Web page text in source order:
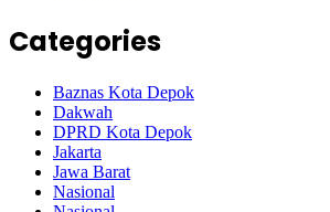
Categories
Baznas Kota Depok
Dakwah
DPRD Kota Depok
Jakarta
Jawa Barat
Nasional